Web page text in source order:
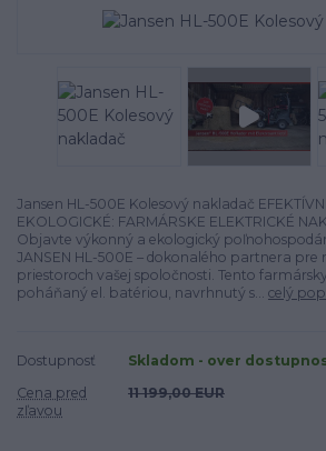
Jansen HL-500E Kolesový nakladač
EKOLOGICKÉ: FARMÁRSKE ELEKTRICKÉ
Objavte výkonný a ekologický
JANSEN HL-500E – dokonalého partnera pre
priestoroch vašej spoločnosti. Tento
poháňaný el. batériou, navrhnutý s... celý
Dostupnosť
Skladom - over
Cena pred
zľavou
11 199,00 EUR